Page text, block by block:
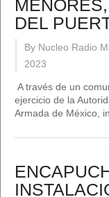
DEL
By Nucleo Radio
2023
A través de un
ejercicio de la
Armada de México,